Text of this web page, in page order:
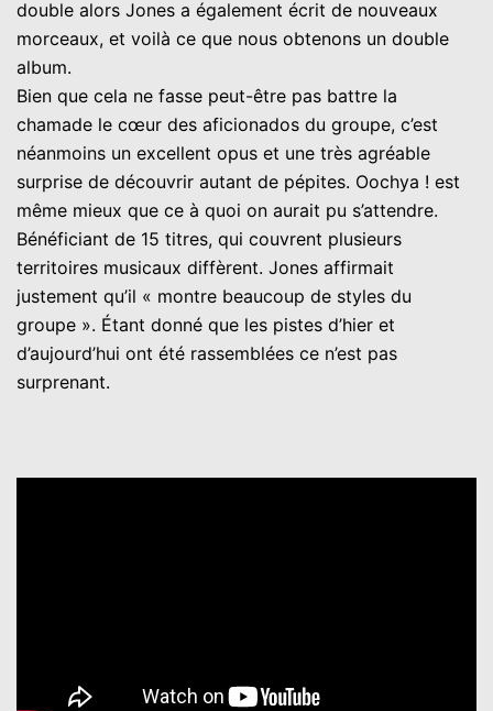
double alors Jones a également écrit de nouveaux
morceaux, et voilà ce que nous obtenons un double
album.
Bien que cela ne fasse peut-être pas battre la
chamade le cœur des aficionados du groupe, c’est
néanmoins un excellent opus et une très agréable
surprise de découvrir autant de pépites. Oochya ! est
même mieux que ce à quoi on aurait pu s’attendre.
Bénéficiant de 15 titres, qui couvrent plusieurs
territoires musicaux diffèrent. Jones affirmait
justement qu’il « montre beaucoup de styles du
groupe ». Étant donné que les pistes d’hier et
d’aujourd’hui ont été rassemblées ce n’est pas
surprenant.